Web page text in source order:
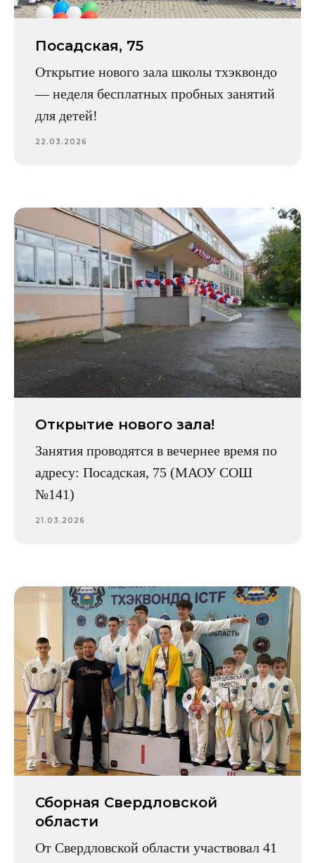
Посадская, 75
Открытие нового зала школы тхэквондо
— неделя бесплатных пробных занятий
для детей!
22.03.2026
Открытие нового зала!
Занятия проводятся в вечернее время по
адресу: Посадская, 75 (МАОУ СОШ
№141)
21.03.2026
Сборная Свердловской
области
От Свердловской области участвовал 41